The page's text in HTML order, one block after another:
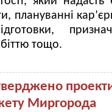
плануванні
тощо.
Миргорода